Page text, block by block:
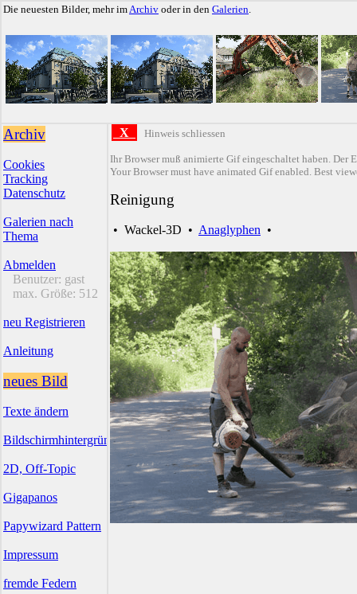
Die neuesten Bilder, mehr imArchiv oder in den Galerien.
Archiv
Cookies
Tracking
Datenschutz
Galerien nach
Thema
Abmelden
Benutzer: gast
max. Größe: 512
neu Registrieren
Anleitung
neues Bild
Texte ändern
Bildschirmhintergründe
2D, Off-Topic
Gigapanos
Papywizard Pattern
Impressum
fremde Federn
X Hinweis schliessen
Ihr Browser muß animierte Gif eingeschaltet haben. Der
Your Browser must have animated Gif enabled. Best
Reinigung
• Wackel-3D • Anaglyphen •